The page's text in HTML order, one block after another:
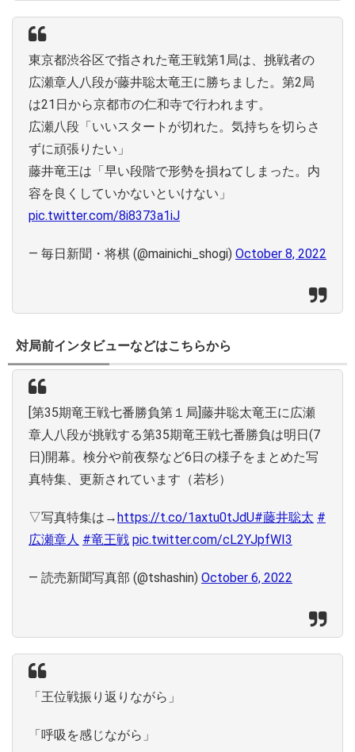
東京都渋谷区で指された竜王戦第1局は、挑戦者の
広瀬章人八段が藤井聡太竜王に勝ちました。第2局
は21日から京都市の仁和寺で行われます。
広瀬八段「いいスタートが切れた。気持ちを切らさ
ずに頑張りたい」
藤井竜王は「早い段階で形勢を損ねてしまった。内
容を良くしていかないといけない」
pic.twitter.com/8i8373a1iJ
— 毎日新聞・将棋 (@mainichi_shogi) October 8, 2022
対局前インタビューなどはこちらから
[第35期竜王戦七番勝負第１局]藤井聡太竜王に広瀬
章人八段が挑戦する第35期竜王戦七番勝負は明日(7
日)開幕。検分や前夜祭など6日の様子をまとめた写
真特集、更新されています（若杉）
▽写真特集は→https://t.co/1axtu0tJdU#藤井聡太 #
広瀬章人 #竜王戦 pic.twitter.com/cL2YJpfWI3
— 読売新聞写真部 (@tshashin) October 6, 2022
「王位戦振り返りながら」
「呼吸を感じながら」